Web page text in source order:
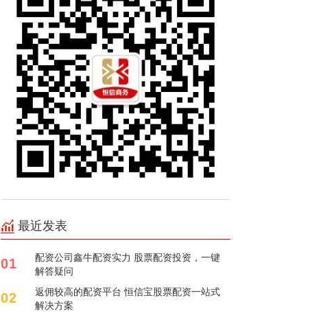
最近发表
01
配资公司鑫牛配资实力 股票配资投资，一键
解答疑问
02
返佣较高的配资平台 恒信宝股票配资一站式
解决方案